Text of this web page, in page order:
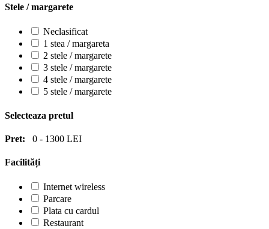
Stele / margarete
Neclasificat
1 stea / margareta
2 stele / margarete
3 stele / margarete
4 stele / margarete
5 stele / margarete
Selecteaza pretul
Pret: 0 - 1300 LEI
Facilități
Internet wireless
Parcare
Plata cu cardul
Restaurant